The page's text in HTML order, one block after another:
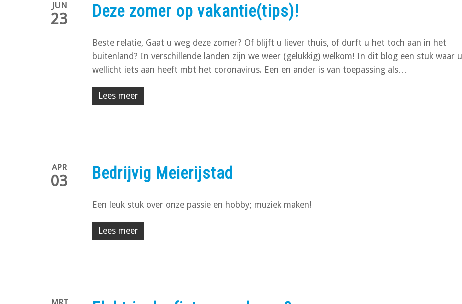
JUN
23 Deze zomer op vakantie(tips)!
Beste relatie, Gaat u weg deze zomer? Of blijft u liever thuis, of durft u het toch aan in het
buitenland? In verschillende landen zijn we weer (gelukkig) welkom! In dit blog een stuk waar u
wellicht iets aan heeft mbt het coronavirus. Een en ander is van toepassing als…
Lees meer
APR
03 Bedrijvig Meierijstad
Een leuk stuk over onze passie en hobby; muziek maken!
Lees meer
MRT